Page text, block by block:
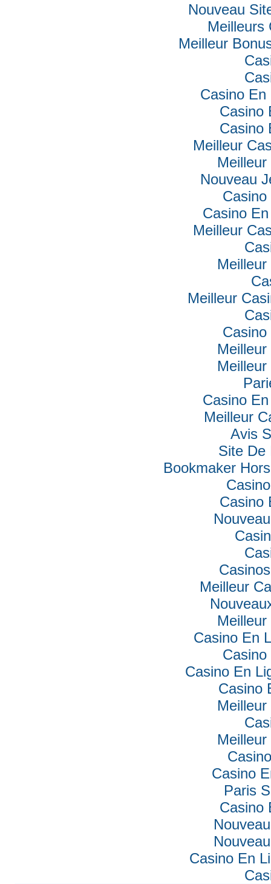
Nouveau
Meilleurs
Meilleur
Casino En
Casino
Casino
Meilleur
Nouveau
Casino
Meilleur
Meilleur
Casino
Meilleur
Avis
Site De
Bookmaker
Casino
Meilleur
Casino En
Casino En
Casino
Casino
Paris
Casino
Casino En